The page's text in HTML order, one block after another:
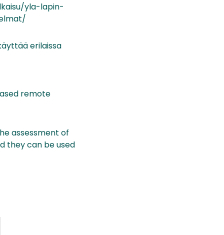
yla-lapin-
erilaissa
remote
assessment of
they can be used